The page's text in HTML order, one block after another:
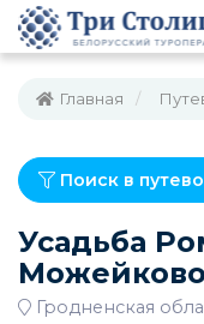
Главная
Поиск в
Усадьба
Можейково
Гродненская